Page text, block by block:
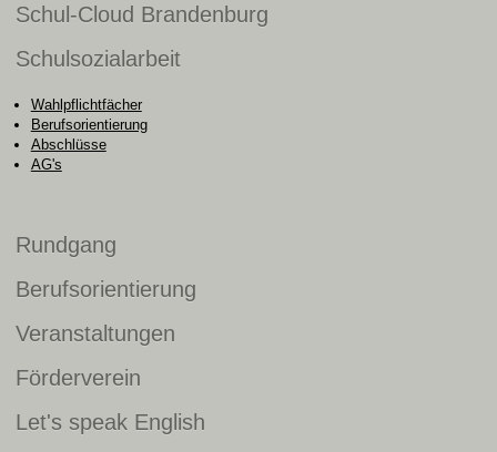
Schul-Cloud Brandenburg
Schulsozialarbeit
Wahlpflichtfächer
Berufsorientierung
Abschlüsse
AG's
Rundgang
Berufsorientierung
Veranstaltungen
Förderverein
Let's speak English